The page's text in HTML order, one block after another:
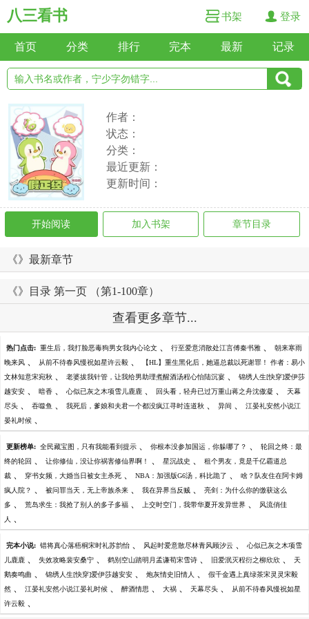
八三看书 书架 登录
首页 分类 排行 完本 最新 记录
作者：
状态：
分类：
最近更新：
更新时间：
开始阅读 加入书架 章节目录
《》最新章节
《》目录 第一页 （第1-100章）
查看更多章节...
热门点击: 重生后，我打脸恶毒狗男女我内心论文 、 行至爱意消散处江言傅秦书雅 、 朝来寒雨
晚来风 、 从前不待春风慢祝如星许云毅 、 【HL】重生黑化后，她逼总裁以死谢罪！ 作者：易小
文林知意宋宛秋 、 老婆拔我针管，让我给男助理煮醒酒汤程心怡陆沉宴 、 锦绣人生[快穿]爱伊莎
越安安 、 暗香 、 心似已灰之木项雪儿鹿鹿 、 回头看，轻舟已过万重山蒋之舟沈傲凝 、 天幕
尽头 、 吞噬鱼 、 我死后，爹娘和夫君一个都没疯江寻时连道秋 、 异间 、 江晏礼安然小说江
晏礼时候 、
更新榜单: 全民藏宝图，只有我能看到提示 、 你根本没参加国运，你躲哪了？ 、 轮回之终：最
终的轮回 、 让你修仙，没让你祸害修仙界啊！ 、 星沉战史 、 租个男友，竟是千亿霸道总
裁 、 穿书女频，大婚当日被女主杀死 、 NBA：加强版G6汤，科比跪了 、 啥？队友住在阿卡姆
疯人院？ 、 被问罪当天，无上帝族杀来 、 我在异界当反贼 、 亮剑：为什么你的缴获这么
多 、 荒岛求生：我抢了别人的多子多福 、 上交时空门，我带华夏开发异世界 、 风流俏佳
人 、
完本小说: 错将真心落梧桐宋时礼苏韵怡 、 风起时爱意散尽林青风顾汐云 、 心似已灰之木项雪
儿鹿鹿 、 失效攻略裴安桑宁 、 鹤别空山踏明月孟谦荀宋雪诗 、 旧爱泯灭程衍之柳欣欣 、 天
鹅奏鸣曲 、 锦绣人生[快穿]爱伊莎越安安 、 炮灰情史旧情人 、 假千金遇上真绿茶宋灵灵宋毅
然 、 江晏礼安然小说江晏礼时候 、 醉酒情思 、 大祸 、 天幕尽头 、 从前不待春风慢祝如星
许云毅 、